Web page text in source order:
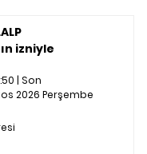
izniyle
| Son
2026 Perşembe